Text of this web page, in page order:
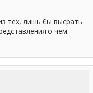
тех, лишь бы высрать
о чем